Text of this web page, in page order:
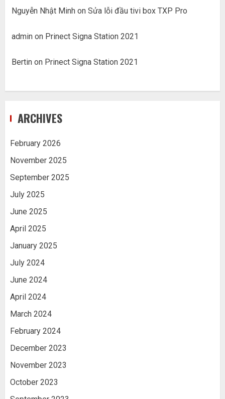
Nguyễn Nhật Minh on Sửa lỗi đầu tivi box TXP Pro
admin on Prinect Signa Station 2021
Bertin on Prinect Signa Station 2021
ARCHIVES
February 2026
November 2025
September 2025
July 2025
June 2025
April 2025
January 2025
July 2024
June 2024
April 2024
March 2024
February 2024
December 2023
November 2023
October 2023